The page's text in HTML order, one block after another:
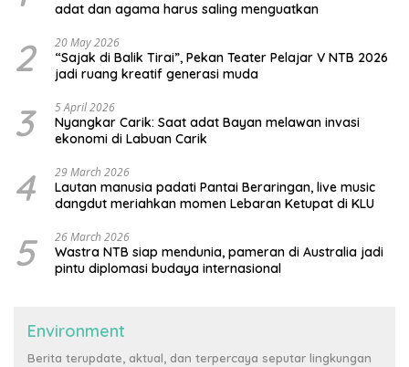
adat dan agama harus saling menguatkan
2 20 May 2026
“Sajak di Balik Tirai”, Pekan Teater Pelajar V NTB 2026
jadi ruang kreatif generasi muda
3 5 April 2026
Nyangkar Carik: Saat adat Bayan melawan invasi
ekonomi di Labuan Carik
4 29 March 2026
Lautan manusia padati Pantai Beraringan, live music
dangdut meriahkan momen Lebaran Ketupat di KLU
5 26 March 2026
Wastra NTB siap mendunia, pameran di Australia jadi
pintu diplomasi budaya internasional
Environment
Berita terupdate, aktual, dan terpercaya seputar lingkungan